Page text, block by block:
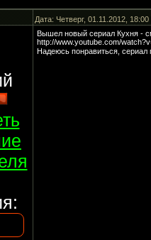
Дата: Четверг, 01.11.2012,
Вышел новый сериал Кухня -
http://www.youtube.com/
Надеюсь понравиться, сериал